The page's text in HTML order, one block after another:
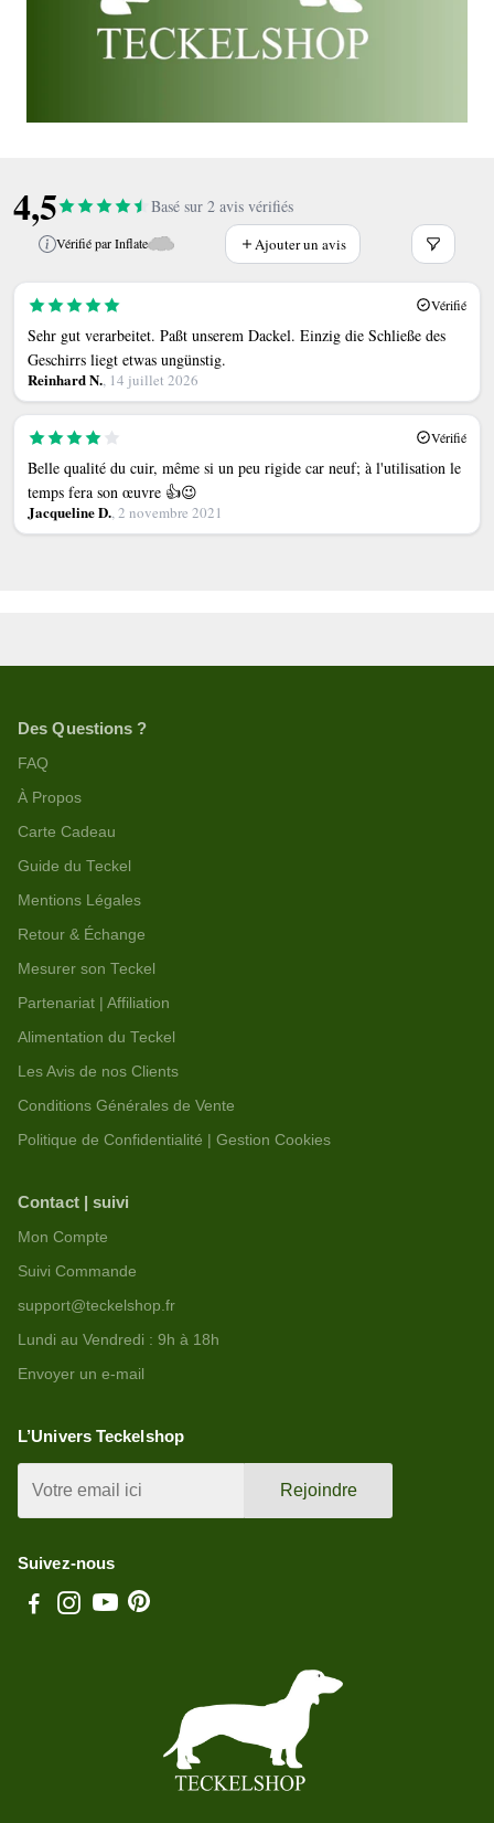
4,5 Basé sur 2 avis vérifiés
Vérifié par Inflate Ajouter un avis
Vérifié
Sehr gut verarbeitet. Paßt unserem Dackel. Einzig die Schließe des
Geschirrs liegt etwas ungünstig.
Reinhard N., 14 juillet 2026
Vérifié
Belle qualité du cuir, même si un peu rigide car neuf; à l'utilisation le
temps fera son œuvre 👍😉
Jacqueline D., 2 novembre 2021
Des Questions ?
FAQ
À Propos
Carte Cadeau
Guide du Teckel
Mentions Légales
Retour & Échange
Mesurer son Teckel
Partenariat | Affiliation
Alimentation du Teckel
Les Avis de nos Clients
Conditions Générales de Vente
Politique de Confidentialité | Gestion Cookies
Contact | suivi
Mon Compte
Suivi Commande
support@teckelshop.fr
Lundi au Vendredi : 9h à 18h
Envoyer un e-mail
L’Univers Teckelshop
Rejoindre
Suivez-nous